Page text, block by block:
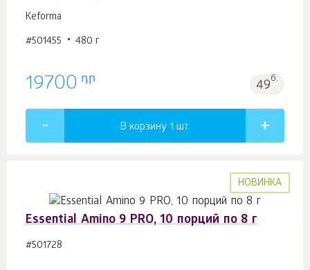
Keforma
#501455 480 г
19700 դր 49б.
В корзину 1 шт.
НОВИНКА
Essential Amino 9 PRO, 10 порций по 8 г
#501728